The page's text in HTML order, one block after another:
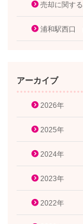
売却に関す
浦和駅西口
アーカイブ
2026年
2025年
2024年
2023年
2022年